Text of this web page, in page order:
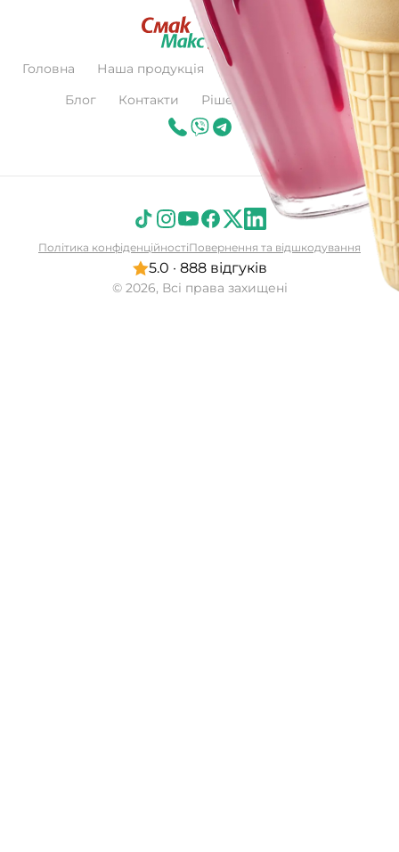
Головна Наша продукція Про нас
Сертифікат
Блог
Контакти Рішення для бізнесу
© 2026, Всі права захищені
5.0 · 888 відгуків
Політика конфіденційностіПовернення та відшкодування